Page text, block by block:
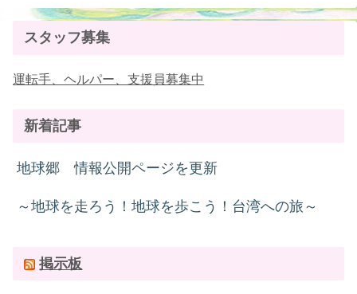
スタッフ募集
運転手、ヘルパー、支援員募集中
新着記事
地球郷 情報公開ページを更新
～地球を走ろう！地球を歩こう！台湾への旅～
掲示板